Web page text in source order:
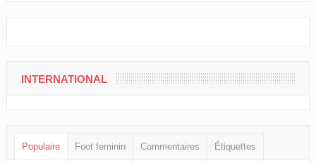
INTERNATIONAL
Populaire Foot feminin Commentaires Étiquettes